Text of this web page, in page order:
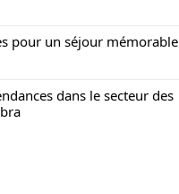
pour un séjour mémorable
dans le secteur des